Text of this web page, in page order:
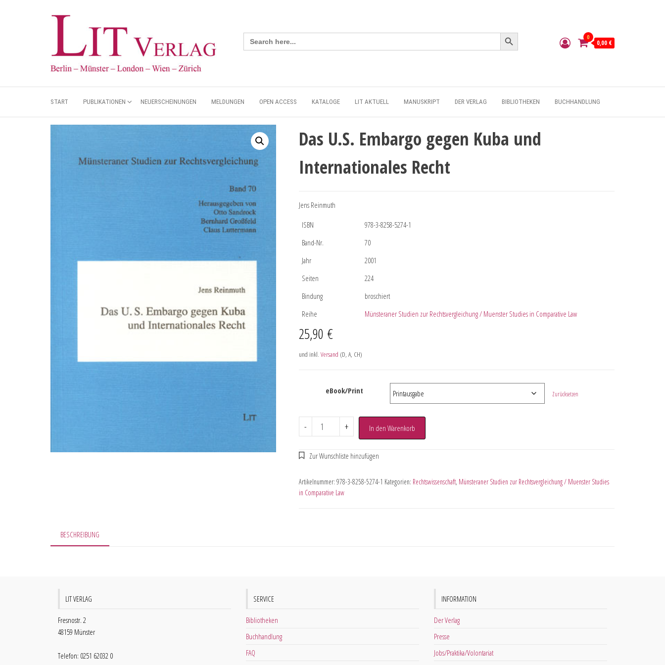
Search
for:
Search Button
0
0,00 €
START PUBLIKATIONEN NEUERSCHEINUNGEN MELDUNGEN OPEN ACCESS KATALOGE LIT AKTUELL MANUSKRIPT DER VERLAG BIBLIOTHEKEN BUCHHANDLUNG
Das U.S. Embargo gegen Kuba und
Internationales Recht
Jens Reinmuth
ISBN
978-3-8258-5274-1
Band-Nr.
70
Jahr
2001
Seiten
224
Bindung
broschiert
Reihe
Münsteraner Studien zur Rechtsvergleichung / Muenster Studies in Comparative Law
25,90 €
und inkl. Versand (D, A, CH)
eBook/Print Zurücksetzen
- + In den Warenkorb
Artikelnummer: 978-3-8258-5274-1 Kategorien: Rechtswissenschaft, Münsteraner Studien zur Rechtsvergleichung / Muenster Studies
in Comparative Law
BESCHREIBUNG
LIT VERLAG
Fresnostr. 2
48159 Münster
Telefon: 0251 62032 0
SERVICE
Bibliotheken
Buchhandlung
FAQ
INFORMATION
Der Verlag
Presse
Jobs/Praktika/Volontariat